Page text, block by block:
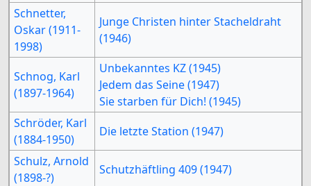
Schnetter,
Oskar (1911-
1998)
Junge Christen hinter Stacheldraht
(1946)
Schnog, Karl
(1897-1964)
Unbekanntes KZ (1945)
Jedem das Seine (1947)
Sie starben für Dich! (1945)
Schröder, Karl
(1884-1950)
Die letzte Station (1947)
Schulz, Arnold
(1898-?)
Schutzhäftling 409 (1947)